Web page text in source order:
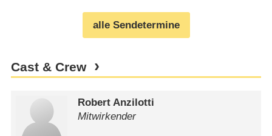
alle Sendetermine
Cast & Crew
Robert Anzilotti
Mitwirkender